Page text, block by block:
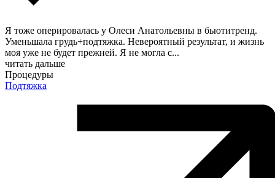
Я тоже оперировалась у Олеси Анатольевны в бьютитренд.
Уменьшала грудь+подтяжка. Невероятный результат, и жизнь
моя уже не будет прежней. Я не могла с...
читать дальше
Процедуры
Подтяжка